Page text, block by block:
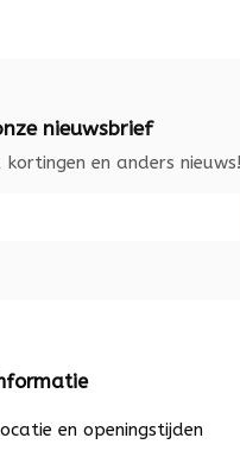
nieuwsbrief
en anders nieuws!
en openingstijden